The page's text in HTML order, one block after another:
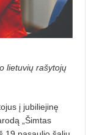
lietuvių rašytojų
į jubiliejinę
„Šimtas